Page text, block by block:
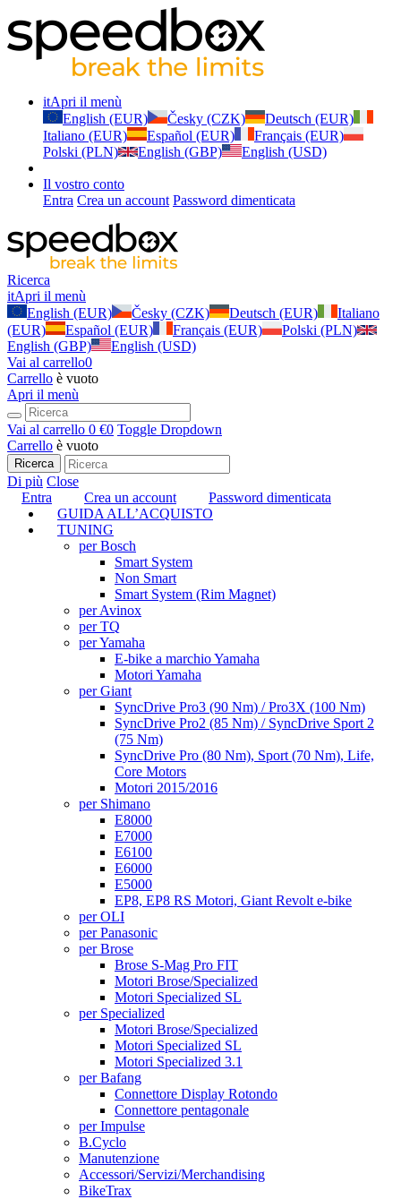
itApri il menù
English (EUR)
Česky (CZK)
Deutsch (EUR)
Italiano (EUR)
Español (EUR)
Français (EUR)
Polski (PLN)
English (GBP) English (USD)
Il vostro conto
Entra Crea un account Password dimenticata
Ricerca
itApri il menù
English (EUR)
Česky (CZK) Deutsch (EUR)
Italiano
(EUR)
Español (EUR) Français (EUR)
Polski (PLN)
English (GBP)
English (USD)
Vai al carrello0
Carrello è vuoto
Apri il menù
Vai al carrello 0 €0 Toggle Dropdown
Carrello è vuoto
Ricerca
Di più Close
Entra
Crea un account
Password dimenticata
GUIDA ALL’ACQUISTO
TUNING
per Bosch
Smart System
Non Smart
Smart System (Rim Magnet)
per Avinox
per TQ
per Yamaha
E-bike a marchio Yamaha
Motori Yamaha
per Giant
SyncDrive Pro3 (90 Nm) / Pro3X (100 Nm)
SyncDrive Pro2 (85 Nm) / SyncDrive Sport 2
(75 Nm)
SyncDrive Pro (80 Nm), Sport (70 Nm), Life,
Core Motors
Motori 2015/2016
per Shimano
E8000
E7000
E6100
E6000
E5000
EP8, EP8 RS Motori, Giant Revolt e-bike
per OLI
per Panasonic
per Brose
Brose S-Mag Pro FIT
Motori Brose/Specialized
Motori Specialized SL
per Specialized
Motori Brose/Specialized
Motori Specialized SL
Motori Specialized 3.1
per Bafang
Connettore Display Rotondo
Connettore pentagonale
per Impulse
B.Cyclo
Manutenzione
Accessori/Servizi/Merchandising
BikeTrax